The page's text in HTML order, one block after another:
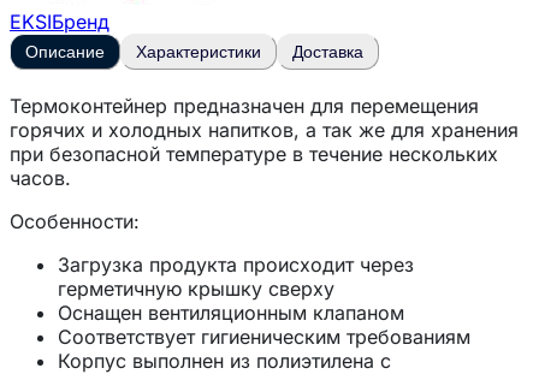
EKSIБренд
Описание Характеристики Доставка
Термоконтейнер предназначен для перемещения
горячих и холодных напитков, а так же для хранения
при безопасной температуре в течение нескольких
часов.
Особенности:
Загрузка продукта происходит через
герметичную крышку сверху
Оснащен вентиляционным клапаном
Соответствует гигиеническим требованиям
Корпус выполнен из полиэтилена с